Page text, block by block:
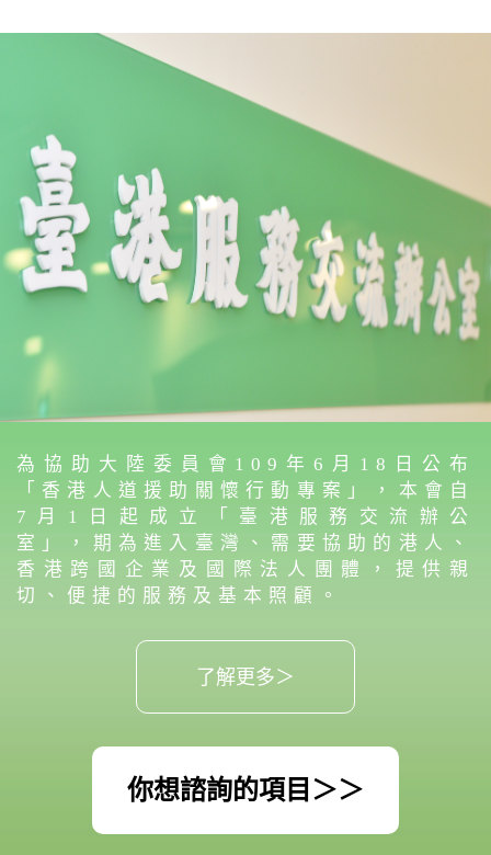
為協助大陸委員會109年6月18日公布
「香港人道援助關懷行動專案」，本會自
7月1日起成立「臺港服務交流辦公
室」，期為進入臺灣、需要協助的港人、
香港跨國企業及國際法人團體，提供親
切、便捷的服務及基本照顧。
了解更多＞
你想諮詢的項目＞＞